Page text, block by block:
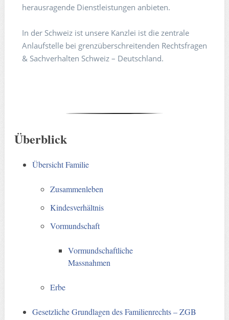
herausragende Dienstleistungen anbieten.
In der Schweiz ist unsere Kanzlei ist die zentrale
Anlaufstelle bei grenzüberschreitenden Rechtsfragen
& Sachverhalten Schweiz – Deutschland.
Überblick
Übersicht Familie
Zusammenleben
Kindesverhältnis
Vormundschaft
Vormundschaftliche
Massnahmen
Erbe
Gesetzliche Grundlagen des Familienrechts – ZGB